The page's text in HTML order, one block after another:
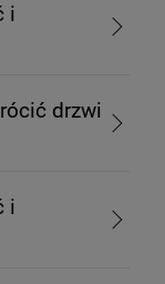
i
drzwi
i